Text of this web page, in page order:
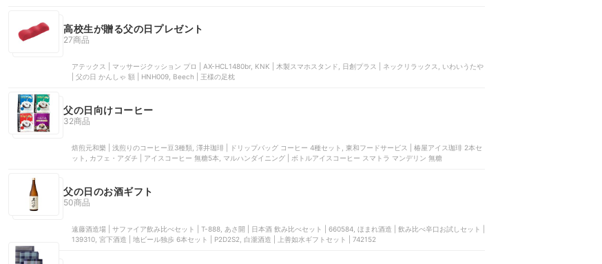
高校生が贈る父の日プレゼント
27商品
アテックス | マッサージクッション プロ | AX-HCL1480br, KNK | 木製スマホスタンド, 日創プラス | ネックリラックス, いわいうたや
| 父の日 かんしゃ 額 | HNH009, Beech | 王様の足枕
父の日向けコーヒー
32商品
焙煎元和樂 | 浅煎りのコーヒー豆3種類, 澤井珈琲 | ドリップバッグ コーヒー 4種セット, 東和フードサービス | 椿屋アイス珈琲 2本セ
ット, カフェ・アダチ | アイスコーヒー 無糖5本, マルハンダイニング | ボトルアイスコーヒー スマトラ マンデリン 無糖
父の日のお酒ギフト
50商品
遠藤酒造場 | サファイア飲み比べセット | T-888, あさ開 | 日本酒 飲み比べセット | 660584, ほまれ酒造 | 飲み比べ辛口お試しセット |
139310, 宮下酒造 | 地ビール独歩 6本セット | P2D2S2, 白瀧酒造 | 上善如水ギフトセット | 742152